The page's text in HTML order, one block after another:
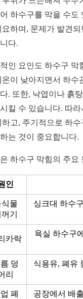
하수구를 막을 수도
요하며, 문제가 발견
다.
인 요인도 하수구 막
온이 낮아지면서 하수
. 또한, 낙엽이나 흙
킬 수 있습니다. 따
하고, 주기적으로 하
는 것이 중요합니다.
하수구 막힘의 주요
인
물
기
싱크대 하수
카락
욕실 하수구
덩
리
식용유, 폐유
폐
공장에서 배